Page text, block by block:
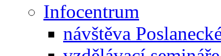
Infocentrum
návštěva